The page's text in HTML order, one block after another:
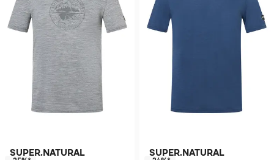
SUPER.NATURAL SUPER.NATURAL